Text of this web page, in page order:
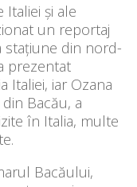
și ale
un reportaj
din nord-
prezentat
Italiei, iar Ozana
Bacău, a
în Italia, multe
Bacăului,